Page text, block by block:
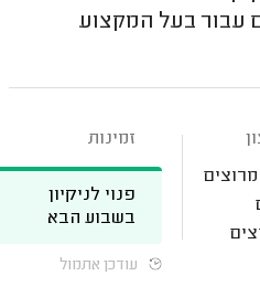
עבור בעל המקצוע
זמינות
פנוי לניקיון
בשבוע הבא
עודכן אתמול